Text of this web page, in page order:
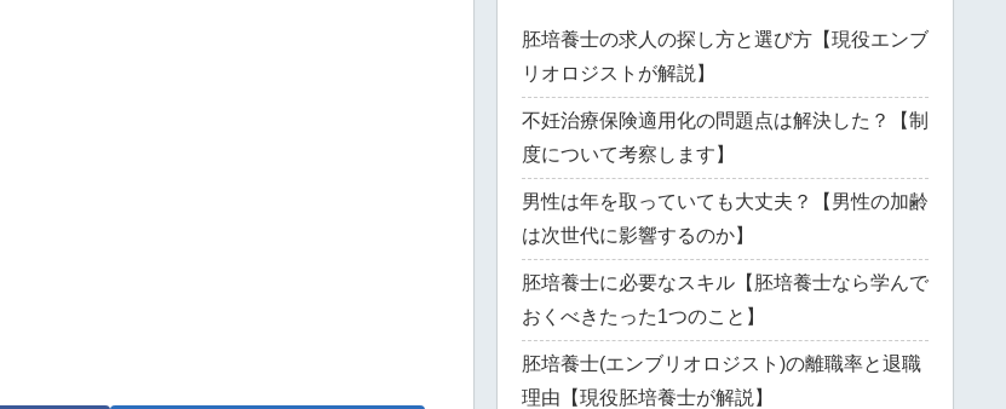
胚培養士の求人の探し方と選び方【現役エンブ
リオロジストが解説】
不妊治療保険適用化の問題点は解決した？【制
度について考察します】
男性は年を取っていても大丈夫？【男性の加齢
は次世代に影響するのか】
胚培養士に必要なスキル【胚培養士なら学んで
おくべきたった1つのこと】
胚培養士(エンブリオロジスト)の離職率と退職
理由【現役胚培養士が解説】